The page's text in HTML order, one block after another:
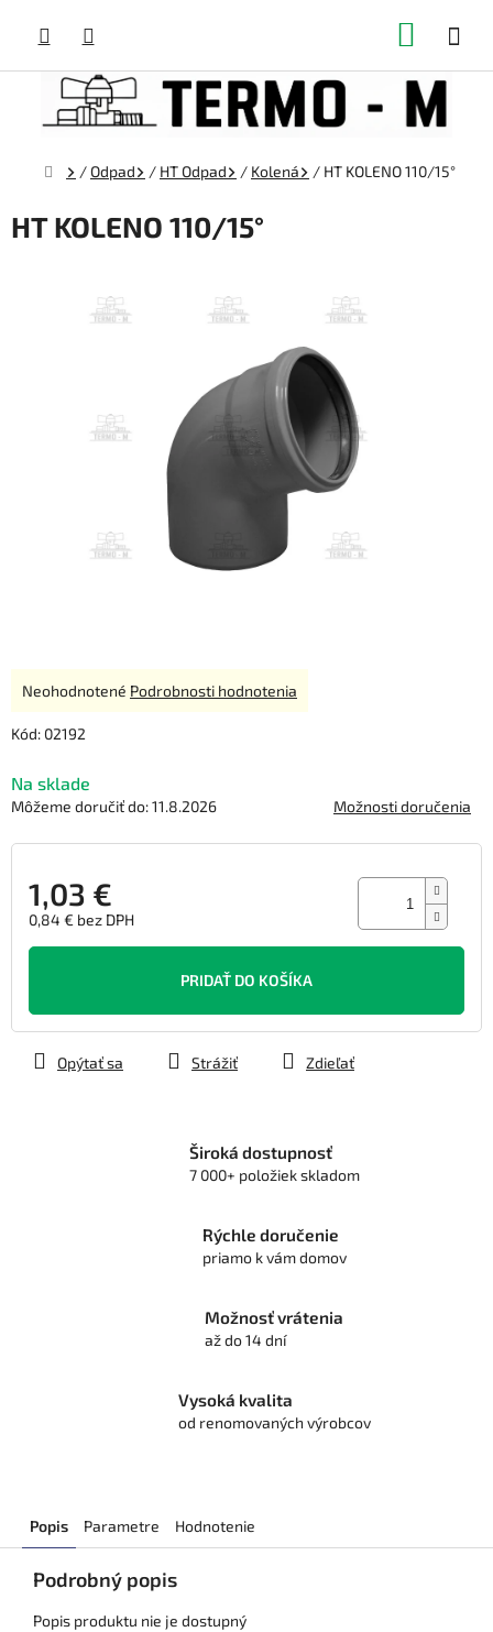
obsah
Domov
/Odpad / HT Odpad / Kolená / HT KOLENO 110/15°
HT KOLENO 110/15°
Kód: 02192
Na sklade
Môžeme doručiť do:11.8.2026 Možnosti doručenia
1,03 €
0,84 € bez DPH
Jednotková
PRIDAŤ DO KOŠÍKA
Opýtať sa Strážiť Zdieľať
Priemerné
produktu
z
5
Neohodnotené Podrobnosti hodnotenia
Široká dostupnosť
7 000+ položiek skladom
Rýchle doručenie
priamo k vám domov
Možnosť vrátenia
až do 14 dní
Vysoká kvalita
od renomovaných výrobcov
Popis Parametre Hodnotenie
Podrobný popis
Popis produktu nie je dostupný